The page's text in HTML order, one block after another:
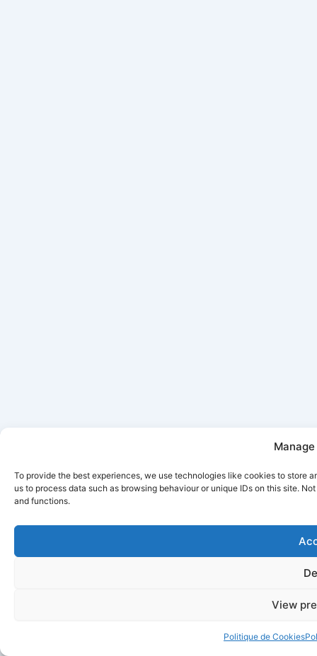
To provide the best experiences, we use technologies like cookies to
us to process data such as browsing behaviour or unique IDs on this site.
and functions.
View
Politique de Cookies